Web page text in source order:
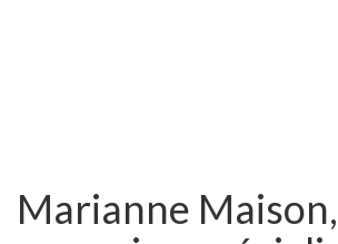
Marianne Maison,